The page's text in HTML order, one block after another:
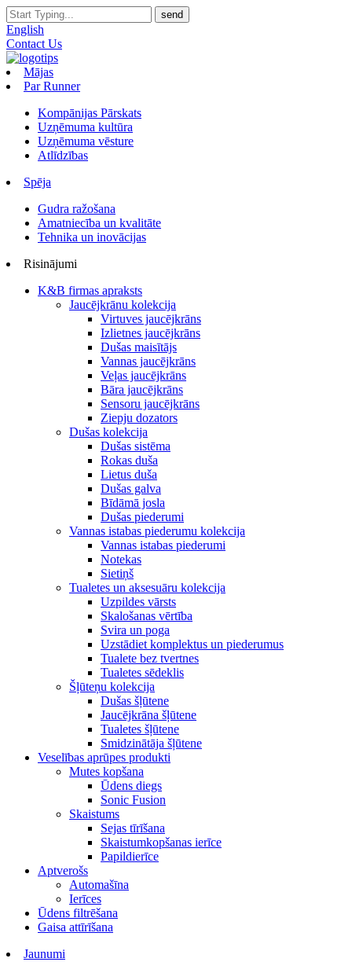
English
Contact Us
Mājas
Par Runner
Kompānijas Pārskats
Uzņēmuma kultūra
Uzņēmuma vēsture
Atlīdzības
Spēja
Gudra ražošana
Amatniecība un kvalitāte
Tehnika un inovācijas
Risinājumi
K&B firmas apraksts
Jaucējkrānu kolekcija
Virtuves jaucējkrāns
Izlietnes jaucējkrāns
Dušas maisītājs
Vannas jaucējkrāns
Veļas jaucējkrāns
Bāra jaucējkrāns
Sensoru jaucējkrāns
Ziepju dozators
Dušas kolekcija
Dušas sistēma
Rokas duša
Lietus duša
Dušas galva
Bīdāmā josla
Dušas piederumi
Vannas istabas piederumu kolekcija
Vannas istabas piederumi
Notekas
Sietiņš
Tualetes un aksesuāru kolekcija
Uzpildes vārsts
Skalošanas vērtība
Svira un poga
Uzstādiet komplektus un piederumus
Tualete bez tvertnes
Tualetes sēdeklis
Šļūteņu kolekcija
Dušas šļūtene
Jaucējkrāna šļūtene
Tualetes šļūtene
Smidzinātāja šļūtene
Veselības aprūpes produkti
Mutes kopšana
Ūdens diegs
Sonic Fusion
Skaistums
Sejas tīrīšana
Skaistumkopšanas ierīce
Papildierīce
Aptverošs
Automašīna
Ierīces
Ūdens filtrēšana
Gaisa attīrīšana
Jaunumi